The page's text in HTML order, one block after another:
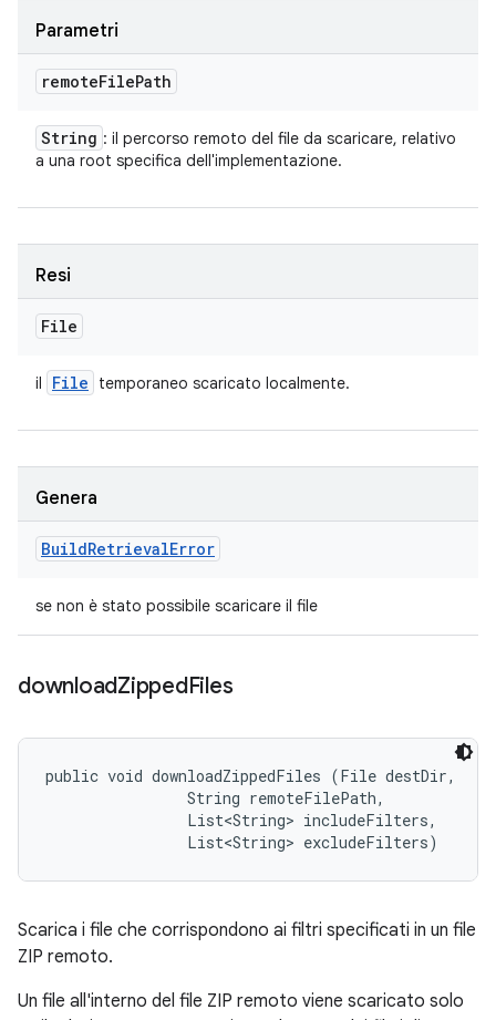
Parametri
remoteFilePath
String : il percorso remoto del file da scaricare, relativo
a una root specifica dell'implementazione.
Resi
File
il File temporaneo scaricato localmente.
Genera
BuildRetrievalError
se non è stato possibile scaricare il file
downloadZippedFiles
public void downloadZippedFiles (File destDir,
                String remoteFilePath,
                List<String> includeFilters,
                List<String> excludeFilters)
Scarica i file che corrispondono ai filtri specificati in un file
ZIP remoto.
Un file all'interno del file ZIP remoto viene scaricato solo